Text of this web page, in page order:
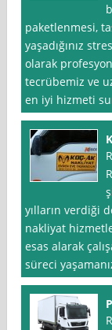
paketlenmesi,
yaşadığınız
olarak
tecrübemiz ve
en iyi hizmeti
yılların verdiği
nakliyat
esas alarak
süreci